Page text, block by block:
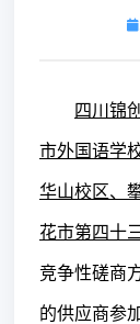
四川锦
市外国语学
华山校区、
花市第四十
竞争性磋商
的供应商参